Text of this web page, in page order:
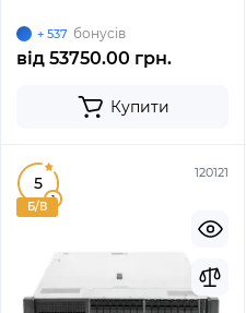
+ 537 бонусів
від 53750.00 грн.
Купити
120121
Б/В
5
1